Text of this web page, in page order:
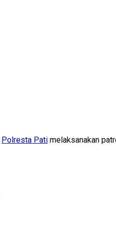
Polresta Pati melaksanakan